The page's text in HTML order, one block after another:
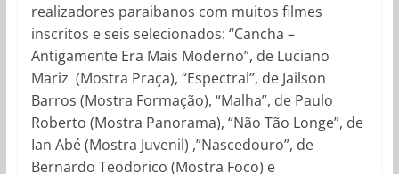
realizadores paraibanos com muitos filmes
inscritos e seis selecionados: “Cancha –
Antigamente Era Mais Moderno”, de Luciano
Mariz (Mostra Praça), “Espectral”, de Jailson
Barros (Mostra Formação), “Malha”, de Paulo
Roberto (Mostra Panorama), “Não Tão Longe”, de
Ian Abé (Mostra Juvenil) ,”Nascedouro”, de
Bernardo Teodorico (Mostra Foco) e